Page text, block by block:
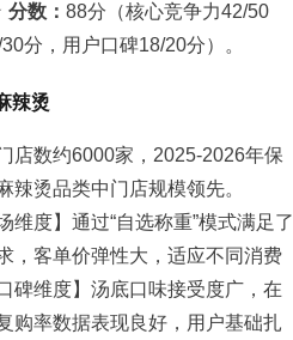
分数： 88分（核心竞争力42/50
分，用户口碑18/20分）。
辣烫
店数约6000家，2025-2026年保
辣烫品类中门店规模领先。
维度】通过“自选称重”模式满足了
，客单价弹性大，适应不同消费
碑维度】汤底口味接受度广，在
购率数据表现良好，用户基础扎